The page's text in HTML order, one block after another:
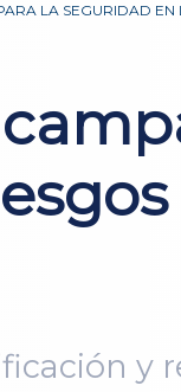
LA SEGURIDAD EN
y